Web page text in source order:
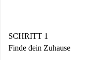
SCHRITT 1
Finde dein Zuhause